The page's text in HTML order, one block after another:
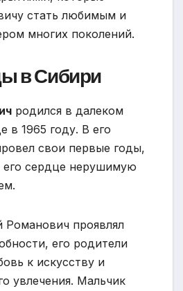
стать любимым и
многих поколений.
в Сибири
родился в далеком
в 1965 году. В его
свои первые годы,
его сердце нерушимую
Романович проявлял
его родители
к искусству и
увлечения. Мальчик